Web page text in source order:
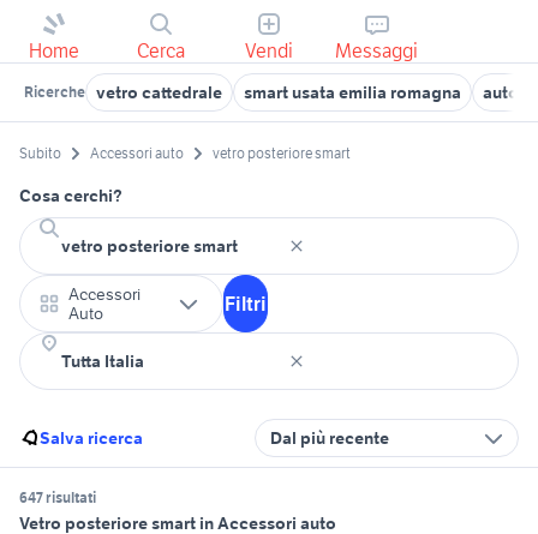
Home Cerca Vendi Messaggi
Ricerche vetro cattedrale smart usata emilia romagna auto
Subito Accessori auto vetro posteriore smart
Cosa cerchi?
Accessori
Auto
Filtri
Salva ricerca Dal più recente
647 risultati
Vetro posteriore smart in Accessori auto